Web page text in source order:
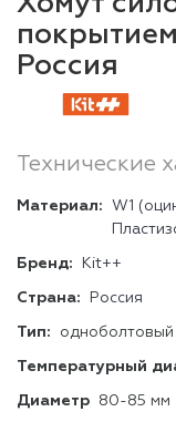
Россия
Технические
Материал:
W1
Бренд: Kit++
Страна: Россия
Тип: одноболтовый
Температурный
Диаметр 80-85 мм